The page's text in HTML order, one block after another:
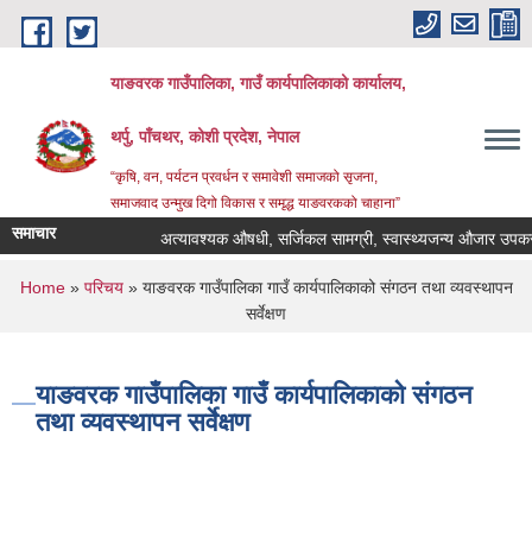
Skip to main content
याङवरक गाउँपालिका, गाउँ कार्यपालिकाको कार्यालय,
थर्पु, पाँचथर, कोशी प्रदेश, नेपाल
“कृषि, वन, पर्यटन प्रवर्धन र समावेशी समाजको सृजना,
समाजवाद उन्मुख दिगो विकास र समृद्ध याङवरकको चाहाना”
समाचार अत्यावश्यक औषधी, सर्जिकल सामग्री, स्वास्थ्यजन्य औजार
You are here
Home» परिचय» याङवरक गाउँपालिका गाउँ कार्यपालिकाको संगठन तथा व्यवस्थापन
सर्वेक्षण
याङवरक गाउँपालिका गाउँ कार्यपालिकाको संगठन
तथा व्यवस्थापन सर्वेक्षण